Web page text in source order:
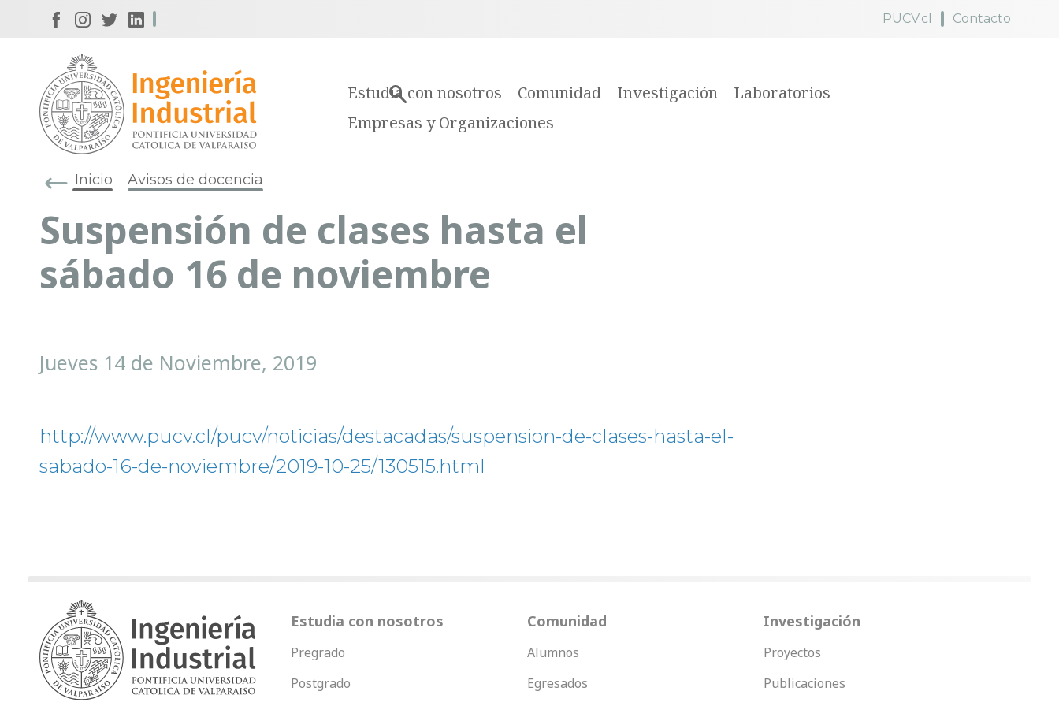
PUCV.cl Contacto
Estudia con nosotros Comunidad Investigación
Laboratorios
Empresas y Organizaciones
Inicio Avisos de docencia
Suspensión de clases hasta el
sábado 16 de noviembre
Jueves 14 de Noviembre, 2019
http://www.pucv.cl/pucv/noticias/destacadas/suspension-de-clases-hasta-el-
sabado-16-de-noviembre/2019-10-25/130515.html
Estudia con nosotros
Pregrado
Postgrado
Comunidad
Alumnos
Egresados
Investigación
Proyectos
Publicaciones